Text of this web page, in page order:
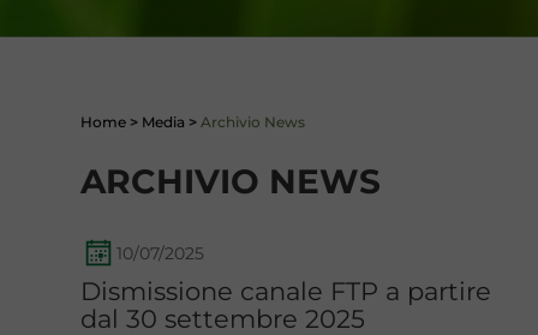
Home > Media > Archivio News
ARCHIVIO NEWS
10/07/2025
Dismissione canale FTP a partire
dal 30 settembre 2025